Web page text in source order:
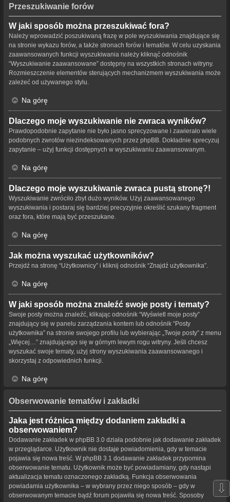
Przeszukiwanie forów
W jaki sposób można przeszukiwać fora?
Należy wprowadzić poszukiwaną frazę w pole wyszukiwania znajdujące się
na stronie wykazu forów, a także stronach forów i tematów. W celu uzyskania
zaawansowanych funkcji wyszukiwania należy kliknąć odnośnik
“Wyszukiwanie zaawansowane” dostępny na wszystkich stronach witryny.
Rozmieszczenie elementów sterujących mechanizmem wyszukiwania może
zależeć od używanego stylu.
Na górę
Dlaczego moje wyszukiwanie nie zwraca wyników?
Prawdopodobnie zapytanie nie było jasno sprecyzowane i zawierało wiele
podobnych zwrotów niezindeksowanych przez phpBB. Dokładnie sprecyzuj
zapytanie – użyj funkcji dostępnych w wyszukiwaniu zaawansowanym.
Na górę
Dlaczego moje wyszukiwanie zwraca pustą stronę?!
Wyszukiwanie zwróciło zbyt dużo wyników. Użyj zaawansowanego
wyszukiwania i postaraj się bardziej precyzyjnie określić szukany fragment
oraz fora, które mają być przeszukane.
Na górę
Jak można wyszukać użytkowników?
Przejdź na stronę “Użytkownicy” i kliknij odnośnik “Znajdź użytkownika”.
Na górę
W jaki sposób można znaleźć swoje posty i tematy?
Swoje posty można znaleźć, klikając odnośnik “Wyświetl moje posty”
znajdujący się w panelu zarządzania kontem lub odnośnik “Posty
użytkownika” na stronie swojego profilu lub wybierając „Twoje posty” z menu
„Więcej…” znajdującego się w górnym lewym rogu witryny. Jeśli chcesz
wyszukać swoje tematy, użyj strony wyszukiwania zaawansowanego i
skorzystaj z odpowiednich funkcji.
Na górę
Obserwowanie tematów i zakładki
Jaka jest różnica między dodaniem zakładki a
obserwowaniem?
Dodawanie zakładek w phpBB 3.0 działa podobnie jak dodawanie zakładek
w przeglądarce. Użytkownik nie dostaje powiadomienia, gdy w temacie
pojawia się nowa treść. W phpBB 3.1 dodawanie zakładek przypomina
obserwowanie tematu. Użytkownik może być powiadamiany, gdy nastąpi
aktualizacja tematu oznaczonego zakładką. Funkcja obserwowania
powiadamia użytkownika – w wybrany przez niego sposób – gdy w
obserwowanym temacie bądź forum pojawiła się nowa treść. Sposoby
⇩